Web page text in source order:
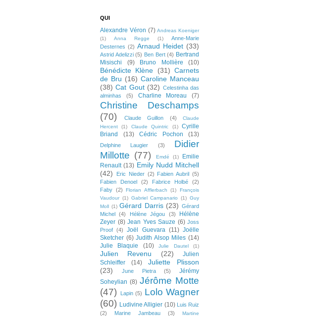
QUI
Alexandre Véron (7) Andreas Koeniger
(1)
Anna Regge (1)
Anne-Marie
Desternes (2) Arnaud Heidet (33)
Astrid Adelizzi (5) Ben Bert (4) Bertrand
Misischi
(9) Bruno Mollière (10)
Bénédicte Klène (31) Carnets
de Bru (16) Caroline Manceau
(38) Cat Gout (32) Celestinha das
alminhas
(5) Charline Moreau (7)
Christine Deschamps
(70)
Claude Guillon (4)
Claude
Hercent
(1) Claude Quintric (1)
Cyrille
Briand
(13) Cédric Pochon (13)
Delphine Laugier (3)
Didier
Millotte (77) Emdé (1)
Emilie
Renault (13) Emily Nudd Mitchell
(42)
Eric Nieder (2) Fabien Aubril (5)
Fabien Denoel
(2) Fabrice Holbé
(2)
Faby (2) Florian Afflerbach (1)
François
Vaudour (1) Gabriel Campanario (1) Guy
Moll (1) Gérard Darris (23) Gérard
Michel
(4) Hélène Jégou (3)
Hélène
Zeyer (8) Jean Yves Sauze (6) Joss
Proof
(4) Joël Guevara (11) Joëlle
Sketcher (6) Judith Alsop Miles (14)
Julie Blaquie
(10) Julie Dautel (1)
Julien Revenu (22)
Julien
Schleiffer
(14)
Juliette Plisson
(23)
June Pietra (5)
Jérémy
Soheylian (8) Jérôme Motte
(47)
Lapin (5) Lolo Wagner
(60) Ludivine Alligier (10) Luis Ruiz
(2)
Marine Jambeau (3) Martine